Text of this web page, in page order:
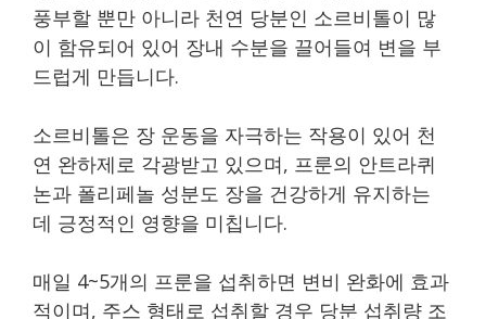
풍부할 뿐만 아니라 천연 당분인 소르비톨이 많
이 함유되어 있어 장내 수분을 끌어들여 변을 부
드럽게 만듭니다.
소르비톨은 장 운동을 자극하는 작용이 있어 천
연 완하제로 각광받고 있으며, 프룬의 안트라퀴
논과 폴리페놀 성분도 장을 건강하게 유지하는
데 긍정적인 영향을 미칩니다.
매일 4~5개의 프룬을 섭취하면 변비 완화에 효과
적이며, 주스 형태로 섭취할 경우 당분 섭취량 조